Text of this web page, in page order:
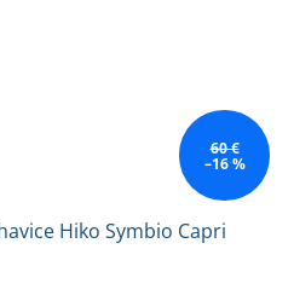
60 €
–16 %
Hiko Symbio Capri